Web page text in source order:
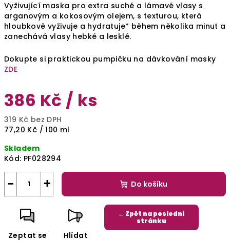
Vyživující maska pro extra suché a lámavé vlasy s
arganovým a kokosovým olejem, s texturou, která
hloubkově vyživuje a hydratuje* během několika minut a
zanechává vlasy hebké a lesklé.
Dokupte si praktickou pumpičku na dávkování masky
ZDE
386 Kč / ks
319 Kč bez DPH
Měrná
77,20 Kč / 100 ml
Skladem
Kód: PF028294
+
− Do košíku
Zeptat se Hlídat
← Zpět na poslední
stránku